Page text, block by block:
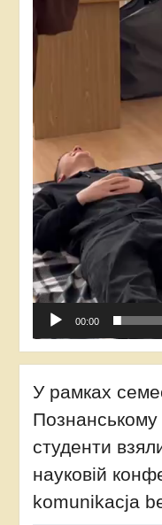
00:00
У рамках
Познанському
студенти
науковій
komunikacja